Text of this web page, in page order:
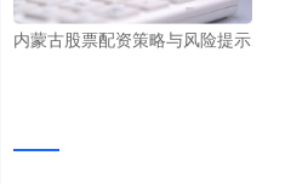
内蒙古股票配资策略与风险提示